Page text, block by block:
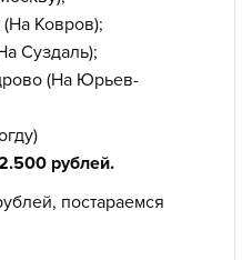
Ковров);
Суздаль);
(На Юрьев-
рублей.
постараемся